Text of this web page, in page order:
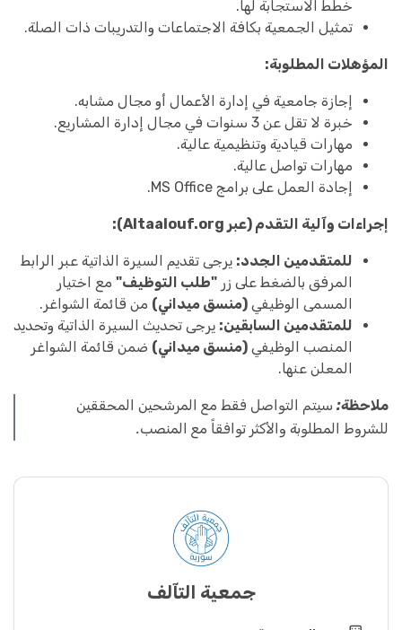
خطط الاستجابة لها.
تمثيل الجمعية بكافة الاجتماعات والتدريبات ذات الصلة.
المؤهلات المطلوبة:
إجازة جامعية في إدارة الأعمال أو مجال مشابه.
خبرة لا تقل عن 3 سنوات في مجال إدارة المشاريع.
مهارات قيادية وتنظيمية عالية.
مهارات تواصل عالية.
إجادة العمل على برامج MS Office.
إجراءات وآلية التقدم (عبر Altaalouf.org):
للمتقدمين الجدد: يرجى تقديم السيرة الذاتية عبر الرابط
المرفق بالضغط على زر "طلب التوظيف" مع اختيار
المسمى الوظيفي (منسق ميداني) من قائمة الشواغر.
للمتقدمين السابقين: يرجى تحديث السيرة الذاتية وتحديد
المنصب الوظيفي (منسق ميداني) ضمن قائمة الشواغر
المعلن عنها.
ملاحظة: سيتم التواصل فقط مع المرشحين المحققين
للشروط المطلوبة والأكثر توافقاً مع المنصب.
جمعية التآلف